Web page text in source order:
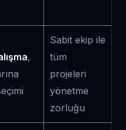
,
Sabit ekip ile
tüm
projeleri
yönetme
zorluğu